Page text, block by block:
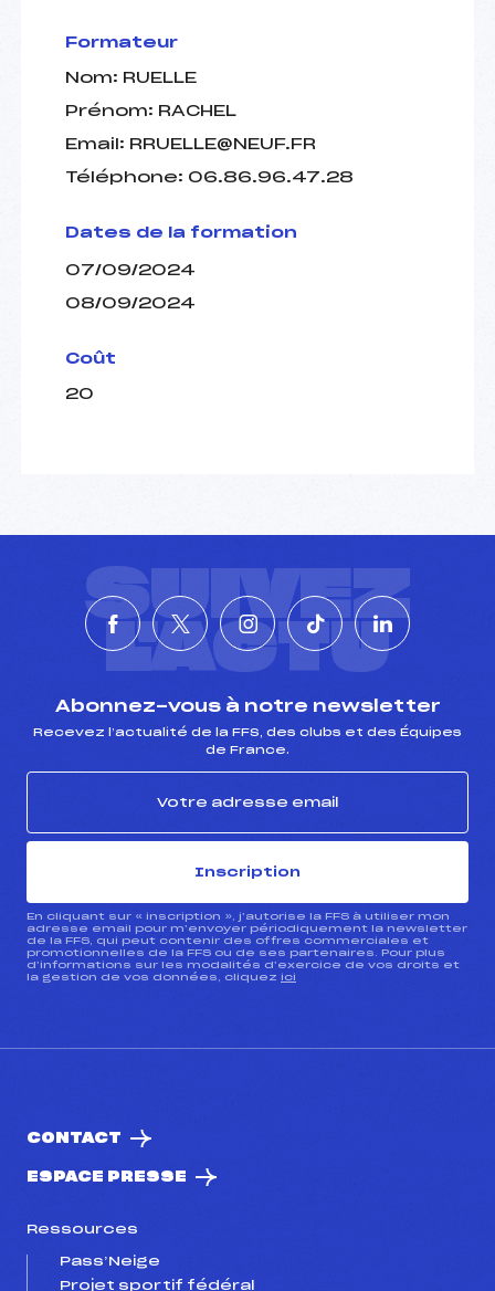
Formateur
Nom: RUELLE
Prénom: RACHEL
Email: RRUELLE@NEUF.FR
Téléphone: 06.86.96.47.28
Dates de la formation
07/09/2024
08/09/2024
Coût
20
SUIVEZ
L'ACTU
Abonnez-vous à notre newsletter
Recevez l’actualité de la FFS, des clubs et des Équipes
de France.
Inscription
En cliquant sur « inscription », j’autorise la FFS à utiliser mon
adresse email pour m’envoyer périodiquement la newsletter
de la FFS, qui peut contenir des offres commerciales et
promotionnelles de la FFS ou de ses partenaires. Pour plus
d’informations sur les modalités d’exercice de vos droits et
la gestion de vos données, cliquez ici
CONTACT
ESPACE PRESSE
Ressources
Pass’Neige
Projet sportif fédéral